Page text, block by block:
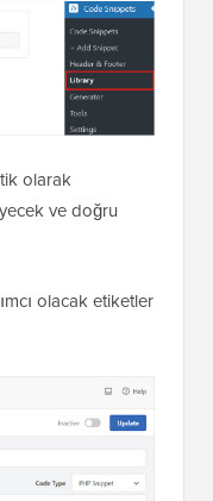
ve doğru
olacak etiketler